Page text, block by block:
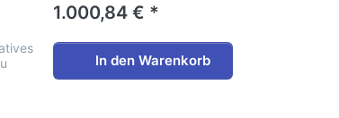
1.000,84 € *
In den Warenkorb